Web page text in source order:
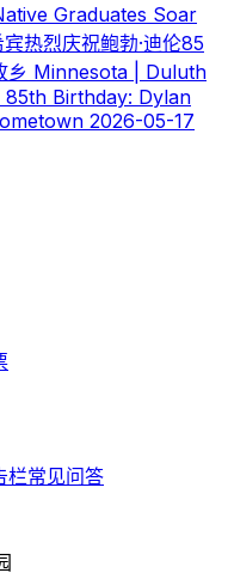
Graduates Soar
热烈庆祝鲍勃·迪伦85
乡 Minnesota | Duluth
Birthday: Dylan
2026-05-17
栏常见问答